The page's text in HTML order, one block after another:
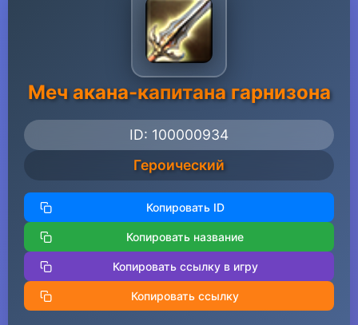
Меч акана-капитана гарнизона
ID: 100000934
Героический
Копировать ID
Копировать название
Копировать ссылку в игру
Копировать ссылку